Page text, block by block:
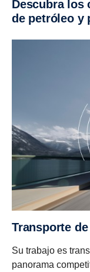
Descubra los camiones para el transporte
de petróleo y
Transporte
Su trabajo es
panorama